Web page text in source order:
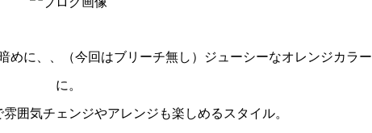
めに、、（今回はブリーチ無し）ジューシーなオレンジカラー
に。
囲気チェンジやアレンジも楽しめるスタイル。